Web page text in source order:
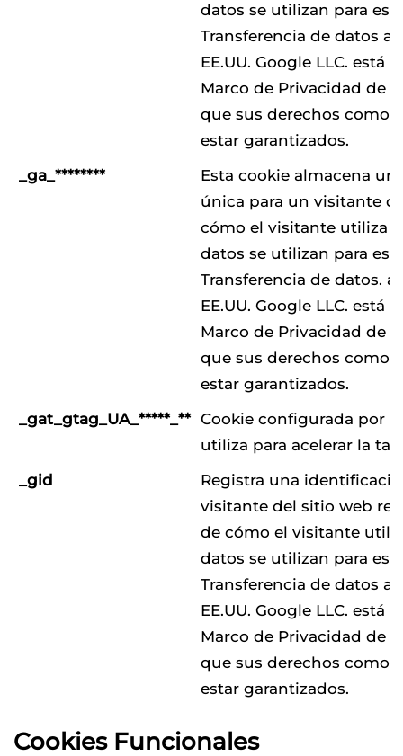
datos se utilizan para
Transferencia de datos a
EE.UU. Google LLC. está
Marco de Privacidad de
que sus derechos como
estar garantizados.
_ga_********
Esta cookie almacena
única para un visitante
cómo el visitante utiliza
datos se utilizan para
Transferencia de datos. a
EE.UU. Google LLC. está
Marco de Privacidad de
que sus derechos como
estar garantizados.
_gat_gtag_UA_*****_** Cookie configurada por
utiliza para acelerar la
_gid
Registra una
visitante del sitio web
de cómo el visitante
datos se utilizan para
Transferencia de datos a
EE.UU. Google LLC. está
Marco de Privacidad de
que sus derechos como
estar garantizados.
Cookies Funcionales